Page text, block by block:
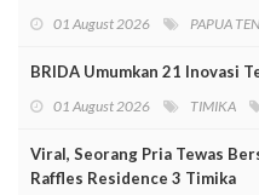
01 August 2026 PAPUA
BRIDA Umumkan 21 Inovasi
01 August 2026 TIMIKA
Viral, Seorang Pria Tewas
Raffles Residence 3 Timika